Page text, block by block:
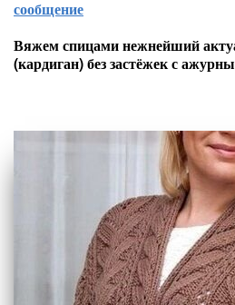
сообщение
Вяжем спицами нежнейший
(кардиган) без застёжек с